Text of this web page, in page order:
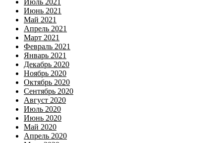
Июль 2021
Июнь 2021
Май 2021
Апрель 2021
Март 2021
Февраль 2021
Январь 2021
Декабрь 2020
Ноябрь 2020
Октябрь 2020
Сентябрь 2020
Август 2020
Июль 2020
Июнь 2020
Май 2020
Апрель 2020